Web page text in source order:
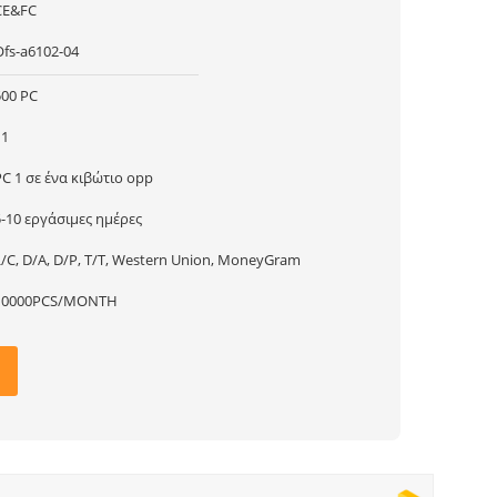
a6102-04
PC
1 σε ένα κιβώτιο opp
10 εργάσιμες ημέρες
C, D/A, D/P, T/T, Western Union, MoneyGram
MONTH